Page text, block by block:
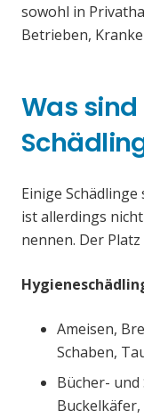
sowohl in
Betrieben,
Was
Einige
ist allerdings
nennen. Der
Ameisen,
Schaben,
Bücher- und